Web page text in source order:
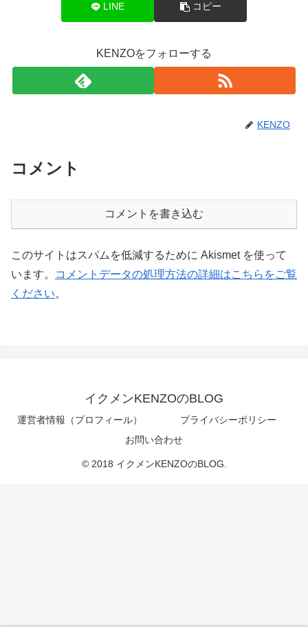
LINE コピー
KENZOをフォローする
KENZO
コメント
コメントを書き込む
このサイトはスパムを低減するために Akismet を使って
います。
コメントデータの処理方法の詳細はこちらをご覧
ください。
イクメンKENZOのBLOG
運営者情報（プロフィール）
プライバシーポリシー
お問い合わせ
© 2018 イクメンKENZOのBLOG.